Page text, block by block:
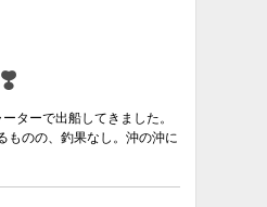
ターで出船してきました。
ものの、釣果なし。沖の沖に